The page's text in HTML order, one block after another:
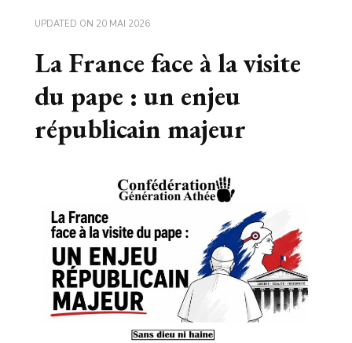
UPDATED ON 20 MAI 2026
La France face à la visite
du pape : un enjeu
républicain majeur